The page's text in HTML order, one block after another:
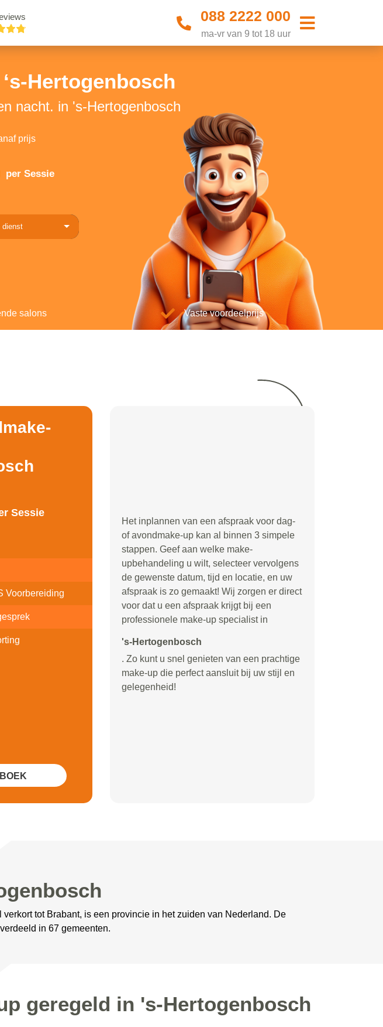
088 2222 000
ma-vr van 9 tot 18 uur
Hertogenbosch
nacht. in 's-Hertogenbosch
prijs
per Sessie
dienst
salons Vaste voordeelprijs
Sessie
Voorbereiding
Het inplannen van een afspraak voor dag-
of avondmake-up kan al binnen 3 simpele
stappen. Geef aan welke make-
upbehandeling u wilt, selecteer vervolgens
de gewenste datum, tijd en locatie, en uw
afspraak is zo gemaakt! Wij zorgen er direct
voor dat u een afspraak krijgt bij een
professionele make-up specialist in
's-Hertogenbosch
. Zo kunt u snel genieten van een prachtige
make-up die perfect aansluit bij uw stijl en
gelegenheid!
tot Brabant, is een provincie in het zuiden van Nederland. De
in 67 gemeenten.
geregeld in 's-Hertogenbosch